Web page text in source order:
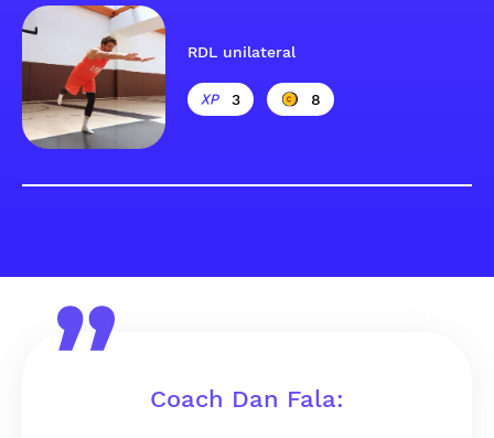
RDL unilateral
3 8
Coach Dan Fala: